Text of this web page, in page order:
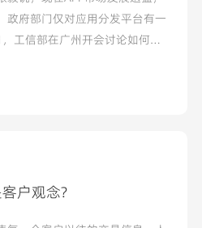
政府部门仅对应用分发平台有一
工信部在广州开会讨论如何加
强监管的信号。目前，网信办主
工信部主要负责市场准入和政
户观念?